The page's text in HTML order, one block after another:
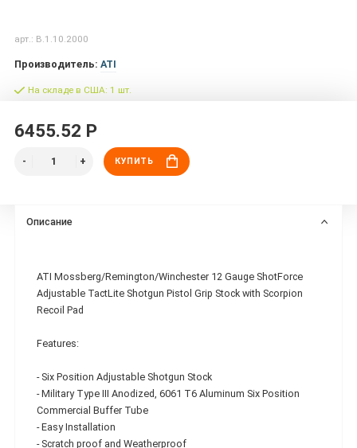
арт.: B.1.10.2000
Производитель: ATI
На складе в США: 1 шт.
6455.52 Р
КУПИТЬ
Описание
ATI Mossberg/Remington/Winchester 12 Gauge ShotForce
Adjustable TactLite Shotgun Pistol Grip Stock with Scorpion
Recoil Pad
Features:
- Six Position Adjustable Shotgun Stock
- Military Type III Anodized, 6061 T6 Aluminum Six Position
Commercial Buffer Tube
- Easy Installation
- Scratch proof and Weatherproof